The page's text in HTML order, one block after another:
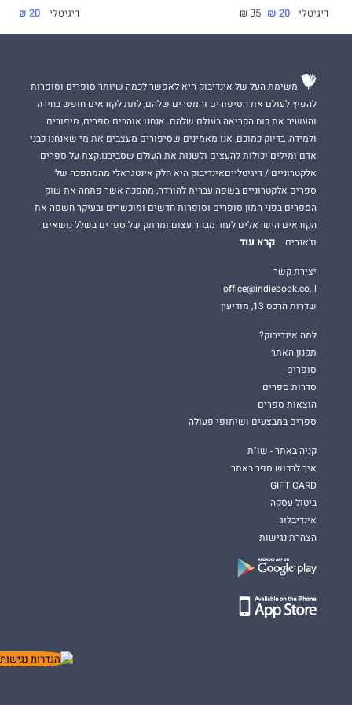
דיגיטלי 20 ₪
35 ₪
דיגיטלי 20 ₪
משימת העל של אינדיבוק היא לאפשר לכמה שיותר סופרים וסופרות
להפיץ לעולם את הסיפורים והמסרים שלהם, לתת לקוראים חופש בחירה
והעשיר את כוח הקריאה בעולם שלהם. אנחנו אוהבים ספרים, סיפורים
ולמידה, בדיוק כמוכם, אנו מאמינים שסיפורים מעצבים את מי שאנחנו כבני
אדם ומילים יכולות להעצים ולשנות את העולם שסביבנו.קצת על ספרים
אלקטרוניים / דיגיטלייםאינדיבוק היא חלק אינטגראלי מהמהפכה של
ספרים אלקטרוניים בשפה עברית להורדה, מהפכה אשר פתחה את שוק
הספרים בפני המון סופרים וסופרות חדשים ומוכשרים ובעיקר חשפה את
הקוראים הישראלים לעוד מבחר עצום ומרתק של ספרים בשלל נושאים
וז'אנרים.
קרא עוד
יצירת קשר
office@indiebook.co.il
שדרות הרכס 13, מודיעין
למה אינדיבוק?
תקנון האתר
סופרים
סדרות ספרים
הוצאות ספרים
ספרים במבצעים ושיתופי פעולה
קניה באתר - שו"ת
איך לרכוש ספר באתר
GIFT CARD
ביטול עסקה
אינדיבלוג
הצהרת נגישות